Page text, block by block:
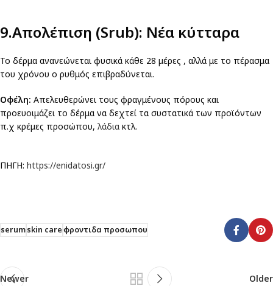
9.Απολέπιση (Srub): Νέα κύτταρα
Το δέρμα ανανεώνεται φυσικά κάθε 28 μέρες , αλλά με το πέρασμα
του χρόνου ο ρυθμός επιβραδύνεται.
Οφέλη: Απελευθερώνει τους φραγμένους πόρους και
προευοιμάζει το δέρμα να δεχτεί τα συστατικά των προϊόντων
π.χ κρέμες προσώπου, λάδια κτλ.
ΠΗΓΗ: https://enidatosi.gr/
serumskin careφροντιδα προσωπου
Newer Older